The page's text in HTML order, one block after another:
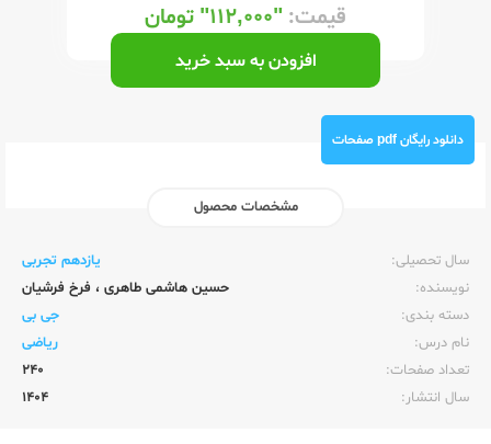
قیمت: "۱۱۲,۰۰۰" تومان
افزودن به سبد خرید
دانلود رایگان pdf صفحات
مشخصات محصول
سال تحصیلی:‌
یازدهم تجربی
نویسنده:‌
حسین هاشمی طاهری ، فرخ فرشیان
دسته بندی:
جی بی
نام درس:
ریاضی
تعداد صفحات:‌
240
سال انتشار:‌
1404